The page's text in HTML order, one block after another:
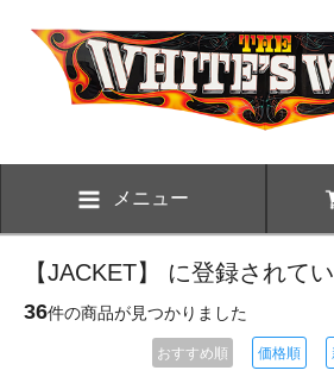
メニュー
【JACKET】 に登録されて
36件の商品が見つかりました
おすすめ順 価格順